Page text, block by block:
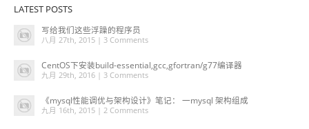
LATEST POSTS
写给我们这些浮躁的程序员
八月 27th, 2015 | 3 Comments
CentOS下安装build-essential,gcc,gfortran/g77编译器
九月 29th, 2016 | 3 Comments
《mysql性能调优与架构设计》笔记： 一mysql 架构组成
九月 16th, 2015 | 2 Comments